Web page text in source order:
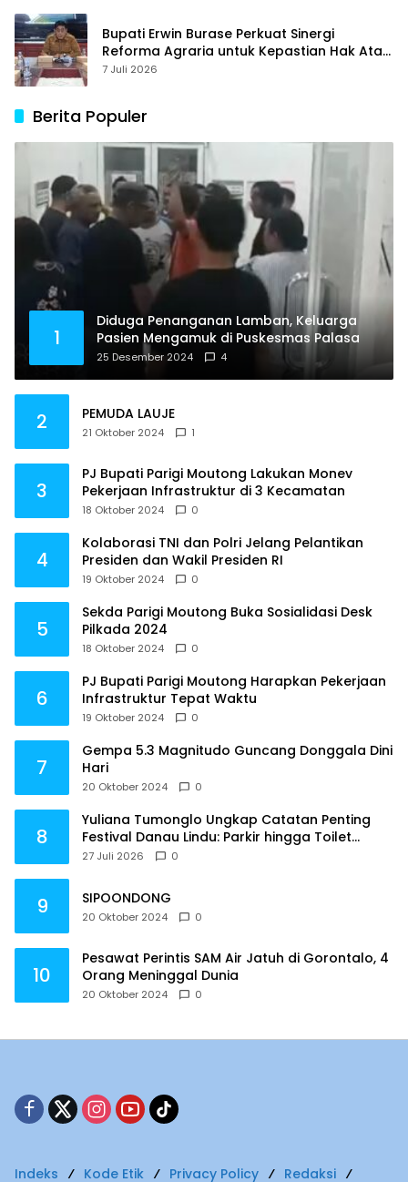
Bupati Erwin Burase Perkuat Sinergi
Reforma Agraria untuk Kepastian Hak Atas
Tanah bagi Masyarakat
7 Juli 2026
Berita Populer
1
Diduga Penanganan Lamban, Keluarga
Pasien Mengamuk di Puskesmas Palasa
25 Desember 2024 4
2 PEMUDA LAUJE
21 Oktober 2024 1
3
PJ Bupati Parigi Moutong Lakukan Monev
Pekerjaan Infrastruktur di 3 Kecamatan
18 Oktober 2024 0
4
Kolaborasi TNI dan Polri Jelang Pelantikan
Presiden dan Wakil Presiden RI
19 Oktober 2024 0
5
Sekda Parigi Moutong Buka Sosialidasi Desk
Pilkada 2024
18 Oktober 2024 0
6
PJ Bupati Parigi Moutong Harapkan Pekerjaan
Infrastruktur Tepat Waktu
19 Oktober 2024 0
7
Gempa 5.3 Magnitudo Guncang Donggala Dini
Hari
20 Oktober 2024 0
8
Yuliana Tumonglo Ungkap Catatan Penting
Festival Danau Lindu: Parkir hingga Toilet
Harus Jadi Prioritas
27 Juli 2026 0
9 SIPOONDONG
20 Oktober 2024 0
10
Pesawat Perintis SAM Air Jatuh di Gorontalo, 4
Orang Meninggal Dunia
20 Oktober 2024 0
Indeks Kode Etik Privacy Policy Redaksi